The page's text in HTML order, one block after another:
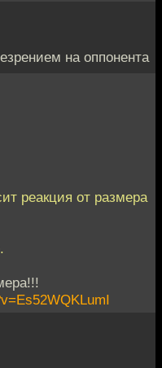
на оппонента
реакция от размера